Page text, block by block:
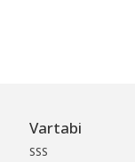
Vartabi
SSS